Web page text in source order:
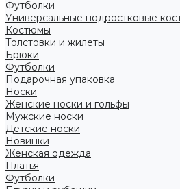
Футболки
Универсальные подростковые
Костюмы
Толстовки и жилеты
Брюки
Футболки
Подарочная упаковка
Носки
Женские носки и гольфы
Мужские носки
Детские носки
Новинки
Женская одежда
Платья
Футболки